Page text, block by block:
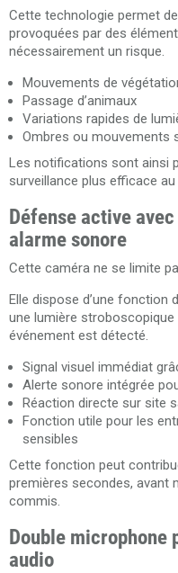
Cette technologie permet
provoquées par des
nécessairement un risque.
Mouvements de
Passage d’animaux
Variations rapides de
Ombres ou mouvements
Les notifications sont ainsi
surveillance plus efficace au
Défense active
alarme sonore
Cette caméra ne se limite
Elle dispose d’une fonction
une lumière stroboscopique
événement est détecté.
Signal visuel immédiat
Alerte sonore intégrée
Réaction directe sur site
Fonction utile pour les
sensibles
Cette fonction peut
premières secondes, avant
commis.
Double microphone
audio